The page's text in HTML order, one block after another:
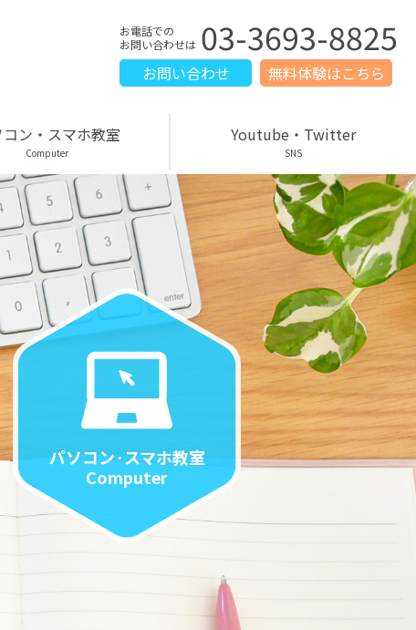
お電話での
お問い合わせは 03-3693-8825
お問い合わせ 無料体験はこちら
コン・スマホ教室
Computer
Youtube・Twitter
SNS
パソコン·スマホ教室
Computer